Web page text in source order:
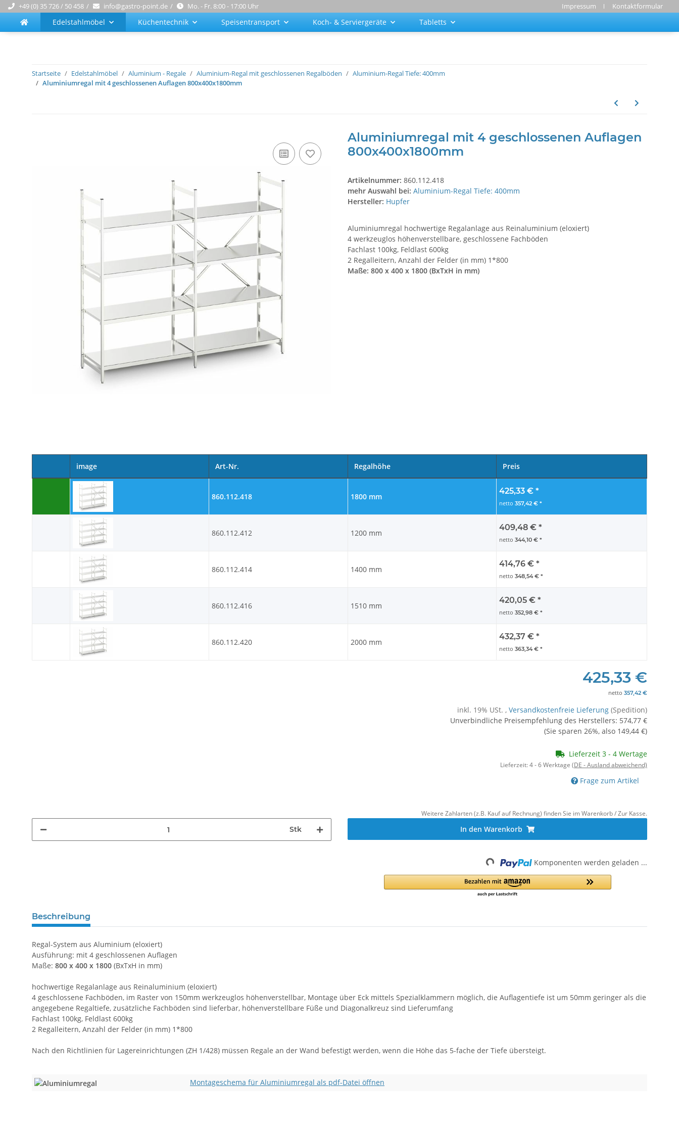
+49 (0) 35 726 / 50 458 info@gastro-point.de Mo. - Fr. 8:00 - 17:00 Uhr Impressum Kontaktformular
Edelstahlmöbel Küchentechnik Speisentransport Koch- & Serviergeräte Tabletts
Startseite Edelstahlmöbel Aluminium - Regale Aluminium-Regal mit geschlossenen Regalböden
Aluminium-Regal Tiefe: 400mm
Aluminiumregal mit 4 geschlossenen Auflagen 800x400x1800mm
Aluminiumregal mit 4 geschlossenen Auflagen
800x400x1800mm
Artikelnummer: 860.112.418
mehr Auswahl bei: Aluminium-Regal Tiefe: 400mm
Hersteller: Hupfer
Aluminiumregal hochwertige Regalanlage aus Reinaluminium (eloxiert)
4 werkzeuglos höhenverstellbare, geschlossene Fachböden
Fachlast 100kg, Feldlast 600kg
2 Regalleitern, Anzahl der Felder (in mm) 1*800
Maße: 800 x 400 x 1800 (BxTxH in mm)
image Art-Nr. Regalhöhe Preis
860.112.418 1800 mm
425,33 € *
netto 357,42 € *
860.112.412 1200 mm
409,48 € *
netto 344,10 € *
860.112.414 1400 mm
414,76 € *
netto 348,54 € *
860.112.416 1510 mm
420,05 € *
netto 352,98 € *
860.112.420 2000 mm
432,37 € *
netto 363,34 € *
425,33 €
netto 357,42 €
inkl. 19% USt. , Versandkostenfreie Lieferung (Spedition)
Unverbindliche Preisempfehlung des Herstellers: 574,77 €
(Sie sparen 26%, also 149,44 €)
Lieferzeit 3 - 4 Wertage
Lieferzeit:4 - 6 Werktage (DE - Ausland abweichend)
Frage zum Artikel
Weitere Zahlarten (z.B. Kauf auf Rechnung) finden Sie im Warenkorb / Zur Kasse.
Stk In den Warenkorb
Loading... Komponenten werden geladen ...
Beschreibung
Regal-System aus Aluminium (eloxiert)
Ausführung: mit 4 geschlossenen Auflagen
Maße: 800 x 400 x 1800 (BxTxH in mm)
hochwertige Regalanlage aus Reinaluminium (eloxiert)
4 geschlossene Fachböden, im Raster von 150mm werkzeuglos höhenverstellbar, Montage über Eck mittels Spezialklammern möglich, die Auflagentiefe ist um 50mm geringer als die
angegebene Regaltiefe, zusätzliche Fachböden sind lieferbar, höhenverstellbare Füße und Diagonalkreuz sind Lieferumfang
Fachlast 100kg, Feldlast 600kg
2 Regalleitern, Anzahl der Felder (in mm) 1*800
Nach den Richtlinien für Lagereinrichtungen (ZH 1/428) müssen Regale an der Wand befestigt werden, wenn die Höhe das 5-fache der Tiefe übersteigt.
Montageschema für Aluminiumregal als pdf-Datei öffnen